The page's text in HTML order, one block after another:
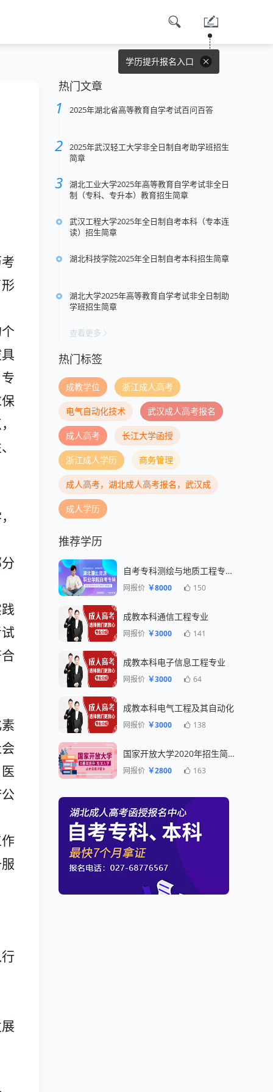
学历提升报名入口
热门文章
2025年湖北省高等教育自学考试百问百答
2025年武汉轻工大学非全日制自考助学班招生
简章
湖北工业大学2025年高等教育自学考试非全日
制（专科、专升本）教育招生简章
武汉工程大学2025年全日制自考本科（专本连
读）招生简章
湖北科技学院2025年全日制自考本科招生简章
湖北大学2025年高等教育自学考试非全日制助
学班招生简章
查看更多
热门标签
成教学位 浙江成人高考
电气自动化技术 武汉成人高考报名
成人高考 长江大学函授
浙江成人学历 商务管理
成人高考，湖北成人高考报名，武汉成
成人学历
推荐学历
自考专科测绘与地质工程专业一年毕业
网报价 ￥8000 150
成教本科通信工程专业
网报价 ￥3000 141
成教本科电子信息工程专业
网报价 ￥3000 64
成教本科电气工程及其自动化
网报价 ￥3000 138
国家开放大学2020年招生简章
网报价 ￥2800 163